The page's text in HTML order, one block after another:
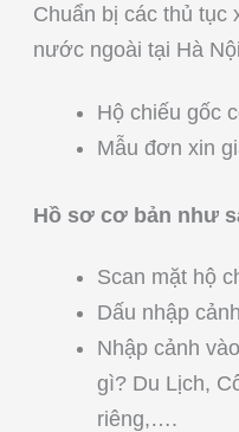
Chuẩn bị các thủ tục
nước ngoài tại Hà
Hộ chiếu gốc
Mẫu đơn xin
Hồ sơ cơ bản như
Scan mặt hộ
Dấu nhập
Nhập cảnh
gì? Du Lịch,
riêng,….